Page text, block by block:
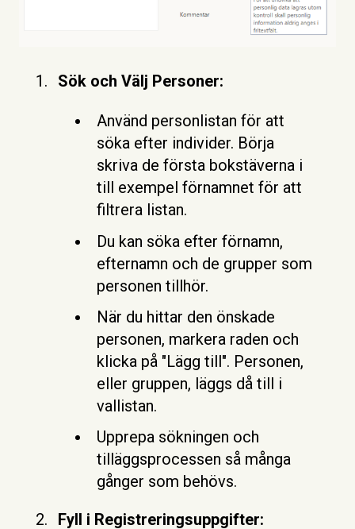
Sök och Välj Personer:
Använd personlistan för att
söka efter individer. Börja
skriva de första bokstäverna i
till exempel förnamnet för att
filtrera listan.
Du kan söka efter förnamn,
efternamn och de grupper som
personen tillhör.
När du hittar den önskade
personen, markera raden och
klicka på "Lägg till". Personen,
eller gruppen, läggs då till i
vallistan.
Upprepa sökningen och
tilläggsprocessen så många
gånger som behövs.
Fyll i Registreringsuppgifter: